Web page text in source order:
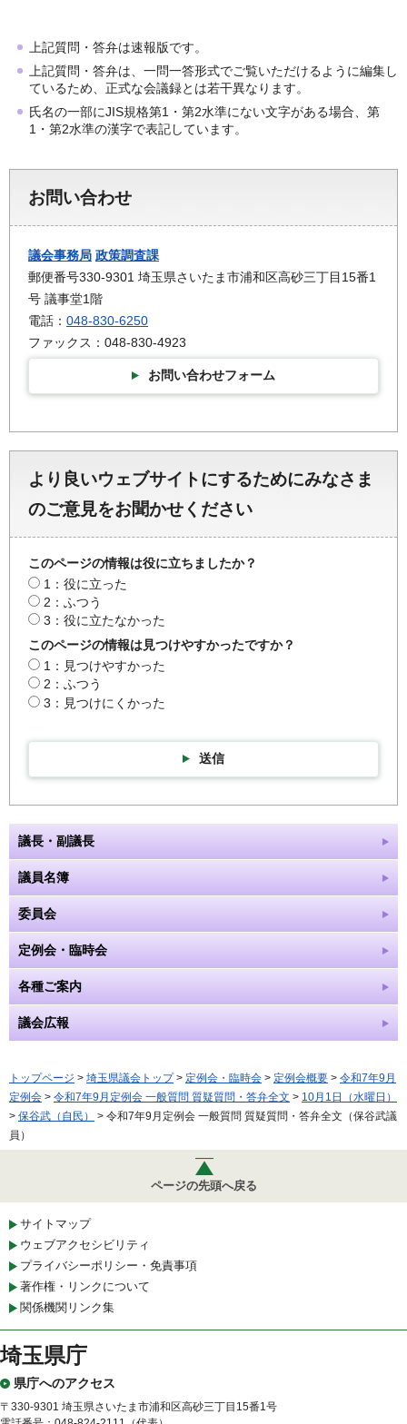
上記質問・答弁は速報版です。
上記質問・答弁は、一問一答形式でご覧いただけるように編集し
ているため、正式な会議録とは若干異なります。
氏名の一部にJIS規格第1・第2水準にない文字がある場合、第
1・第2水準の漢字で表記しています。
お問い合わせ
議会事務局 政策調査課
郵便番号330-9301 埼玉県さいたま市浦和区高砂三丁目15番1
号 議事堂1階
電話： 048-830-6250
ファックス：048-830-4923
お問い合わせフォーム
より良いウェブサイトにするためにみなさま
のご意見をお聞かせください
このページの情報は役に立ちましたか？
1：役に立った
2：ふつう
3：役に立たなかった
このページの情報は見つけやすかったですか？
1：見つけやすかった
2：ふつう
3：見つけにくかった
送信
議長・副議長
議員名簿
委員会
定例会・臨時会
各種ご案内
議会広報
トップページ > 埼玉県議会トップ> 定例会・臨時会 > 定例会概要 > 令和7年9月
定例会 > 令和7年9月定例会 一般質問 質疑質問・答弁全文 > 10月1日（水曜日）
> 保谷武（自民）
> 令和7年9月定例会 一般質問 質疑質問・答弁全文（保谷武議
員）
ページの先頭へ戻る
サイトマップ
ウェブアクセシビリティ
プライバシーポリシー・免責事項
著作権・リンクについて
関係機関リンク集
埼玉県庁
県庁へのアクセス
〒330-9301 埼玉県さいたま市浦和区高砂三丁目15番1号